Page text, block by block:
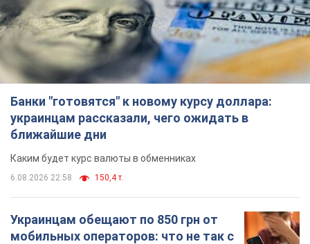
Банки "готовятся" к новому курсу доллара:
украинцам рассказали, чего ожидать в
ближайшие дни
Каким будет курс валюты в обменниках
6.08.2026 22:58 150,4 т.
Украинцам обещают по 850 грн от
мобильных операторов: что не так с